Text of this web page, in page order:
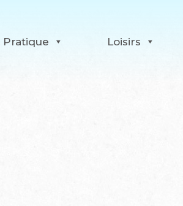
Pratique Loisirs